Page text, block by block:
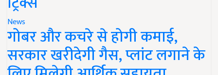
News
गोबर और कचरे से होगी कमाई,
सरकार खरीदेगी गैस, प्लांट लगाने के